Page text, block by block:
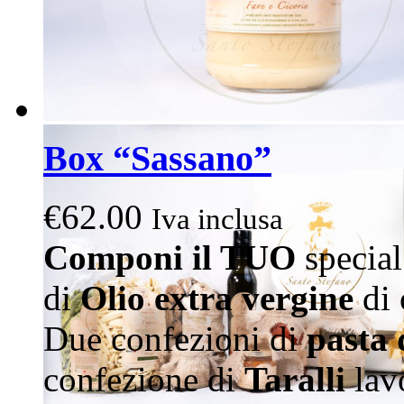
Box “Sassano”
€62.00 Iva inclusa
Componi il TUO
diOlio extra verginedi
Due confezioni dipasta
confezione diTaralli